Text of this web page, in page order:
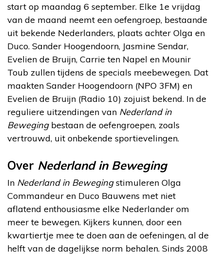
start op maandag 6 september. Elke 1e vrijdag
van de maand neemt een oefengroep, bestaande
uit bekende Nederlanders, plaats achter Olga en
Duco. Sander Hoogendoorn, Jasmine Sendar,
Evelien de Bruijn, Carrie ten Napel en Mounir
Toub zullen tijdens de specials meebewegen. Dat
maakten Sander Hoogendoorn (NPO 3FM) en
Evelien de Bruijn (Radio 10) zojuist bekend. In de
reguliere uitzendingen van Nederland in
Bewegingbestaan de oefengroepen, zoals
vertrouwd, uit onbekende sportievelingen.
Over Nederland in Beweging
In Nederland in Bewegingstimuleren Olga
Commandeur en Duco Bauwens met niet
aflatend enthousiasme elke Nederlander om
meer te bewegen. Kijkers kunnen, door een
kwartiertje mee te doen aan de oefeningen, al de
helft van de dagelijkse norm behalen. Sinds 2008